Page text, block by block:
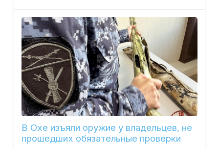
В Охе изъяли оружие у владельцев, не
прошедших обязательные проверки